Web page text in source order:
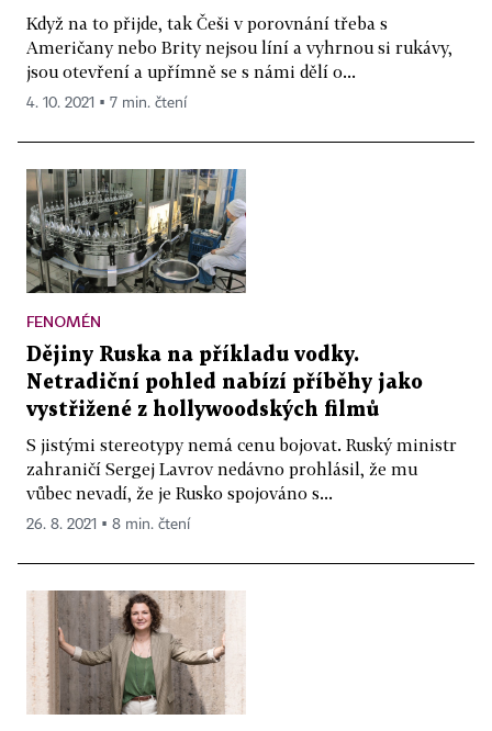
Když na to přijde, tak Češi v porovnání třeba s
Američany nebo Brity nejsou líní a vyhrnou si rukávy,
jsou otevření a upřímně se s námi dělí o...
4. 10. 2021 ▪ 7 min. čtení
FENOMÉN
Dějiny Ruska na příkladu vodky.
Netradiční pohled nabízí příběhy jako
vystřižené z hollywoodských filmů
S jistými stereotypy nemá cenu bojovat. Ruský ministr
zahraničí Sergej Lavrov nedávno prohlásil, že mu
vůbec nevadí, že je Rusko spojováno s...
26. 8. 2021 ▪ 8 min. čtení